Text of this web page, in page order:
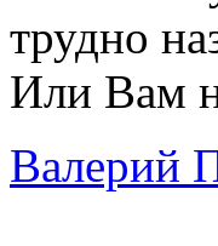
трудно
Или Вам
Валерий